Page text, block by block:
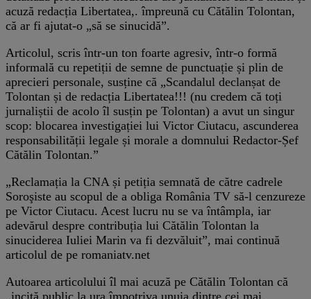
acuză redacția Libertatea,. împreună cu Cătălin Tolontan,
că ar fi ajutat-o „să se sinucidă”.
Articolul, scris într-un ton foarte agresiv, într-o formă
informală cu repetiții de semne de punctuație și plin de
aprecieri personale, susține că „Scandalul declanșat de
Tolontan și de redacția Libertatea!!! (nu credem că toți
jurnaliștii de acolo îl susțin pe Tolontan) a avut un singur
scop: blocarea investigației lui Victor Ciutacu, ascunderea
responsabilității legale și morale a domnului Redactor-Șef
Cătălin Tolontan.”
„Reclamația la CNA și petiția semnată de către cadrele
Soroşiste au scopul de a obliga România TV să-l cenzureze
pe Victor Ciutacu. Acest lucru nu se va întâmpla, iar
adevărul despre contribuția lui Cătălin Tolontan la
sinuciderea Iuliei Marin va fi dezvăluit”, mai continuă
articolul de pe romaniatv.net
Autoarea articolului îl mai acuză pe Cătălin Tolontan că
„incită public la ura împotriva unuia dintre cei mai